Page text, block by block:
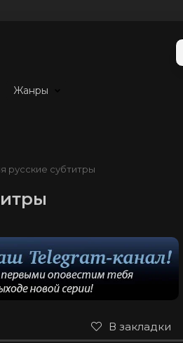
Жанры
русские субтитры
В закладки